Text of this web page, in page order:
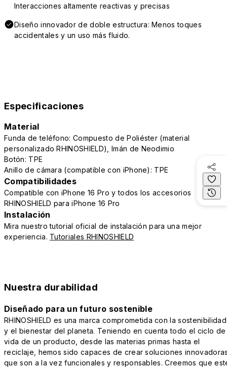
Interacciones altamente reactivas y precisas
Diseño innovador de doble estructura: Menos toques
accidentales y un uso más fluido.
Especificaciones
Material
Funda de teléfono: Compuesto de Poliéster (material
personalizado RHINOSHIELD), Imán de Neodimio
Botón: TPE
Anillo de cámara (compatible con iPhone): TPE
Compatibilidades
Compatible con iPhone 16 Pro y todos los accesorios
RHINOSHIELD para iPhone 16 Pro
Instalación
Mira nuestro tutorial oficial de instalación para una mejor
experiencia. Tutoriales RHINOSHIELD
Nuestra durabilidad
Diseñado para un futuro sostenible
RHINOSHIELD es una marca comprometida con la sostenibilidad
y el bienestar del planeta. Teniendo en cuenta todo el ciclo de
vida de un producto, desde las materias primas hasta el
reciclaje, hemos sido capaces de crear soluciones
que son a la vez funcionales y responsables. Creemos que